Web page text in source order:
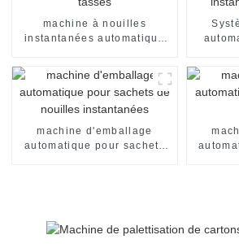
machine à nouilles
instantanées automatique
machine d'emballage
automatique pour sachets